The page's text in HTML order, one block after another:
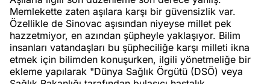
Memlekette zaten aşılara karşı bir güvensizlik var.
Özellikle de Sinovac aşısından niyeyse millet pek
hazzetmiyor, en azından şüpheyle yaklaşıyor. Bilim
insanları vatandaşları bu şüpheciliğe karşı milleti ikna
etmek için bilimden konuşurken, ilgili yönetmeliğe bir
ekleme yapılarak "Dünya Sağlık Örgütü (DSÖ) veya